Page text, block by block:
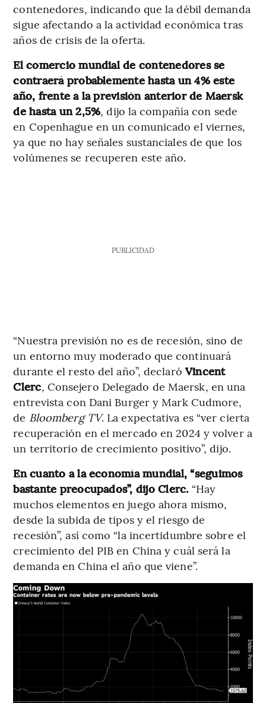
contenedores, indicando que la débil demanda
sigue afectando a la actividad económica tras
años de crisis de la oferta.
El comercio mundial de contenedores se
contraerá probablemente hasta un 4% este
año, frente a la previsión anterior de Maersk
de hasta un 2,5%, dijo la compañía con sede
en Copenhague en un comunicado el viernes,
ya que no hay señales sustanciales de que los
volúmenes se recuperen este año.
PUBLICIDAD
“Nuestra previsión no es de recesión, sino de
un entorno muy moderado que continuará
durante el resto del año”, declaróVincent
Clerc, Consejero Delegado de Maersk, en una
entrevista con Dani Burger y Mark Cudmore,
de Bloomberg TV. La expectativa es “ver cierta
recuperación en el mercado en 2024 y volver a
un territorio de crecimiento positivo”, dijo.
En cuanto a la economía mundial, “seguimos
bastante preocupados”, dijo Clerc. “Hay
muchos elementos en juego ahora mismo,
desde la subida de tipos y el riesgo de
recesión”, así como “la incertidumbre sobre el
crecimiento del PIB en China y cuál será la
demanda en China el año que viene”.